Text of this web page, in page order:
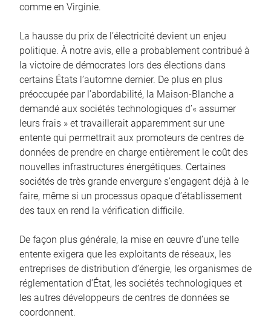
comme en Virginie.
La hausse du prix de l’électricité devient un enjeu
politique. À notre avis, elle a probablement contribué à
la victoire de démocrates lors des élections dans
certains États l’automne dernier. De plus en plus
préoccupée par l’abordabilité, la Maison-Blanche a
demandé aux sociétés technologiques d’« assumer
leurs frais » et travaillerait apparemment sur une
entente qui permettrait aux promoteurs de centres de
données de prendre en charge entièrement le coût des
nouvelles infrastructures énergétiques. Certaines
sociétés de très grande envergure s’engagent déjà à le
faire, même si un processus opaque d’établissement
des taux en rend la vérification difficile.
De façon plus générale, la mise en œuvre d’une telle
entente exigera que les exploitants de réseaux, les
entreprises de distribution d’énergie, les organismes de
réglementation d’État, les sociétés technologiques et
les autres développeurs de centres de données se
coordonnent.